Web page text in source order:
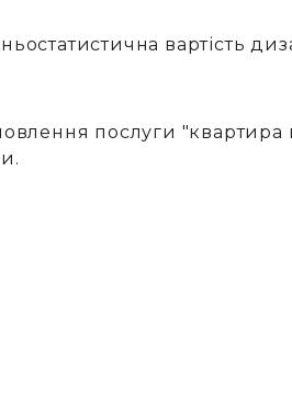
вартість
послуги "квартира